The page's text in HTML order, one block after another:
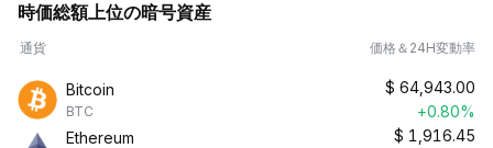
時価総額上位の暗号資産
通貨 価格＆24H変動率
Bitcoin
BTC
$ 64,943.00
+0.80%
Ethereum
$ 1,916.45